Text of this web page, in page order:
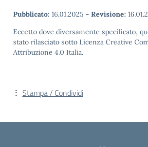
Pubblicato: 16.01.2025 - Revisione:
Eccetto dove diversamente specificato,
stato rilasciato sotto Licenza Creative
Attribuzione 4.0 Italia.
Stampa / Condividi